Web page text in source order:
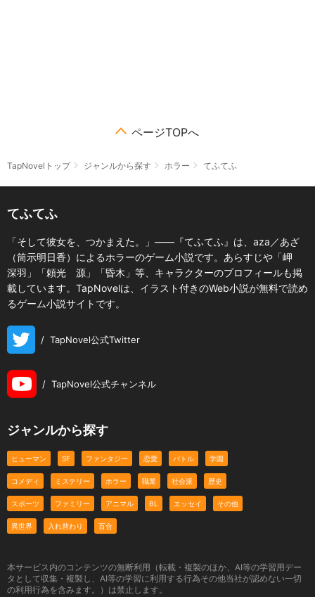
ページTOPへ
TapNovelトップ ジャンルから探す ホラー てふてふ
てふてふ
「そして彼女を、つかまえた。」――『てふてふ』は、aza／あざ
（筒示明日香）によるホラーのゲーム小説です。あらすじや「岬
深羽」「頼光 源」「昏木」等、キャラクターのプロフィールも掲
載しています。TapNovelは、イラスト付きのWeb小説が無料で読め
るゲーム小説サイトです。
/ TapNovel公式Twitter
/ TapNovel公式チャンネル
ジャンルから探す
ヒューマン SF ファンタジー 恋愛 バトル 学園
コメディ ミステリー ホラー 職業 社会派 歴史
スポーツ ファミリー アニマル BL エッセイ その他
異世界 入れ替わり 百合
本サービス内のコンテンツの無断利用（転載・複製のほか、AI等の学習用デー
タとして収集・複製し、AI等の学習に利用する行為その他当社が認めない一切
の利用行為を含みます。）は禁止します。